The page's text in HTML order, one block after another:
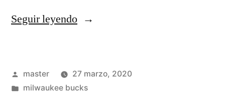
Seguir leyendo«milwaukee
baratas»
Publicado
por
master
27 marzo, 2020
Publicado
milwaukee bucks